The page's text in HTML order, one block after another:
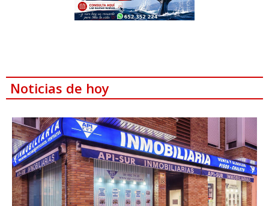
Noticias de hoy